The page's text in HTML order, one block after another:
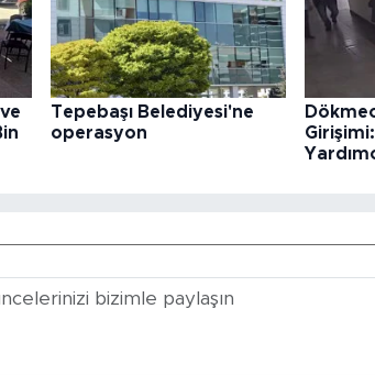
Tepebaşı Belediyesi'ne
operasyon